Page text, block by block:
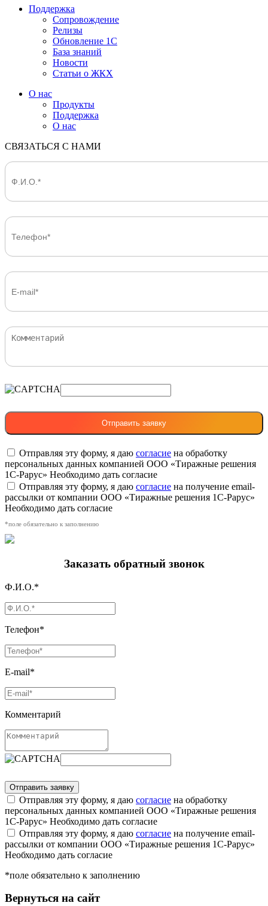
Поддержка
Сопровождение
Релизы
Обновление 1С
База знаний
Новости
Статьи о ЖКХ
О нас
Продукты
Поддержка
О нас
СВЯЗАТЬСЯ С НАМИ
Отправляя эту форму, я даю согласие на обработку
персональных данных компанией ООО «Тиражные решения
1С-Рарус» Необходимо дать согласие
Отправляя эту форму, я даю согласие на получение email-
рассылки от компании ООО «Тиражные решения 1С-Рарус»
Необходимо дать согласие
*поле обязательно к заполнению
Заказать обратный звонок
Ф.И.О.*
Телефон*
E-mail*
Комментарий
Отправляя эту форму, я даю согласие на обработку
персональных данных компанией ООО «Тиражные решения
1С-Рарус» Необходимо дать согласие
Отправляя эту форму, я даю согласие на получение email-
рассылки от компании ООО «Тиражные решения 1С-Рарус»
Необходимо дать согласие
*поле обязательно к заполнению
Вернуться на сайт